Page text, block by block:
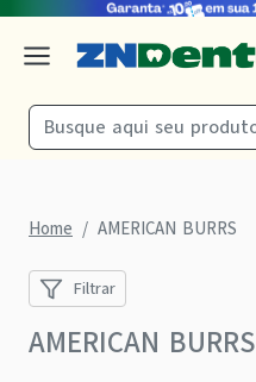
Home AMERICAN BURRS
Filtrar
AMERICAN BURRS